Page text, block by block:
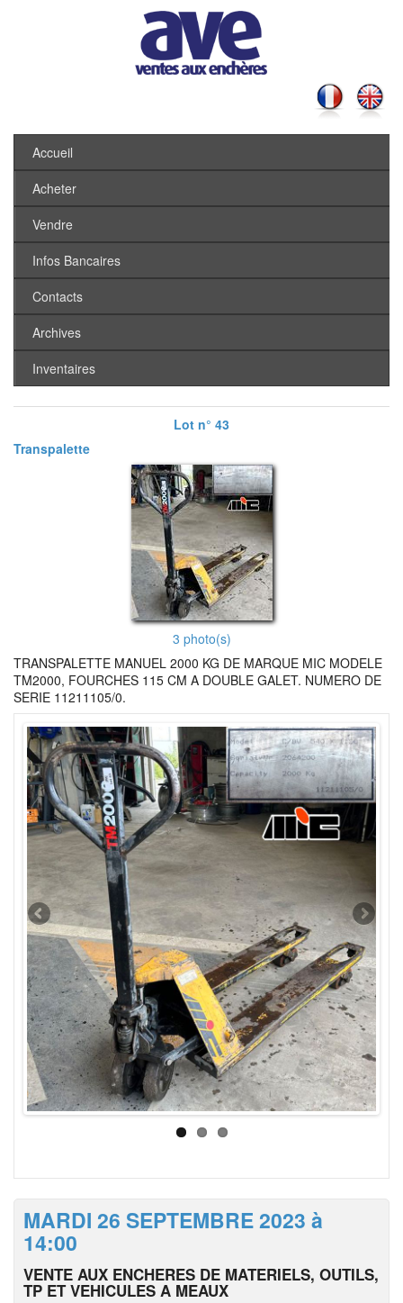
Accueil
Acheter
Vendre
Infos Bancaires
Contacts
Archives
Inventaires
Lot n° 43
Transpalette
3 photo(s)
TRANSPALETTE MANUEL 2000 KG DE MARQUE MIC MODELE
TM2000, FOURCHES 115 CM A DOUBLE GALET. NUMERO DE
SERIE 11211105/0.
MARDI 26 SEPTEMBRE 2023 à
14:00
VENTE AUX ENCHERES DE MATERIELS, OUTILS,
TP ET VEHICULES A MEAUX